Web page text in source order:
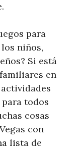
para
niños,
Si está
en
todos
cosas
con
lista de